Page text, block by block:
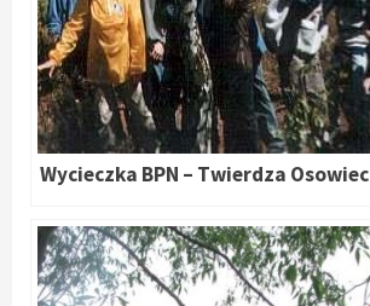
Wycieczka BPN – Twierdza Osowiec